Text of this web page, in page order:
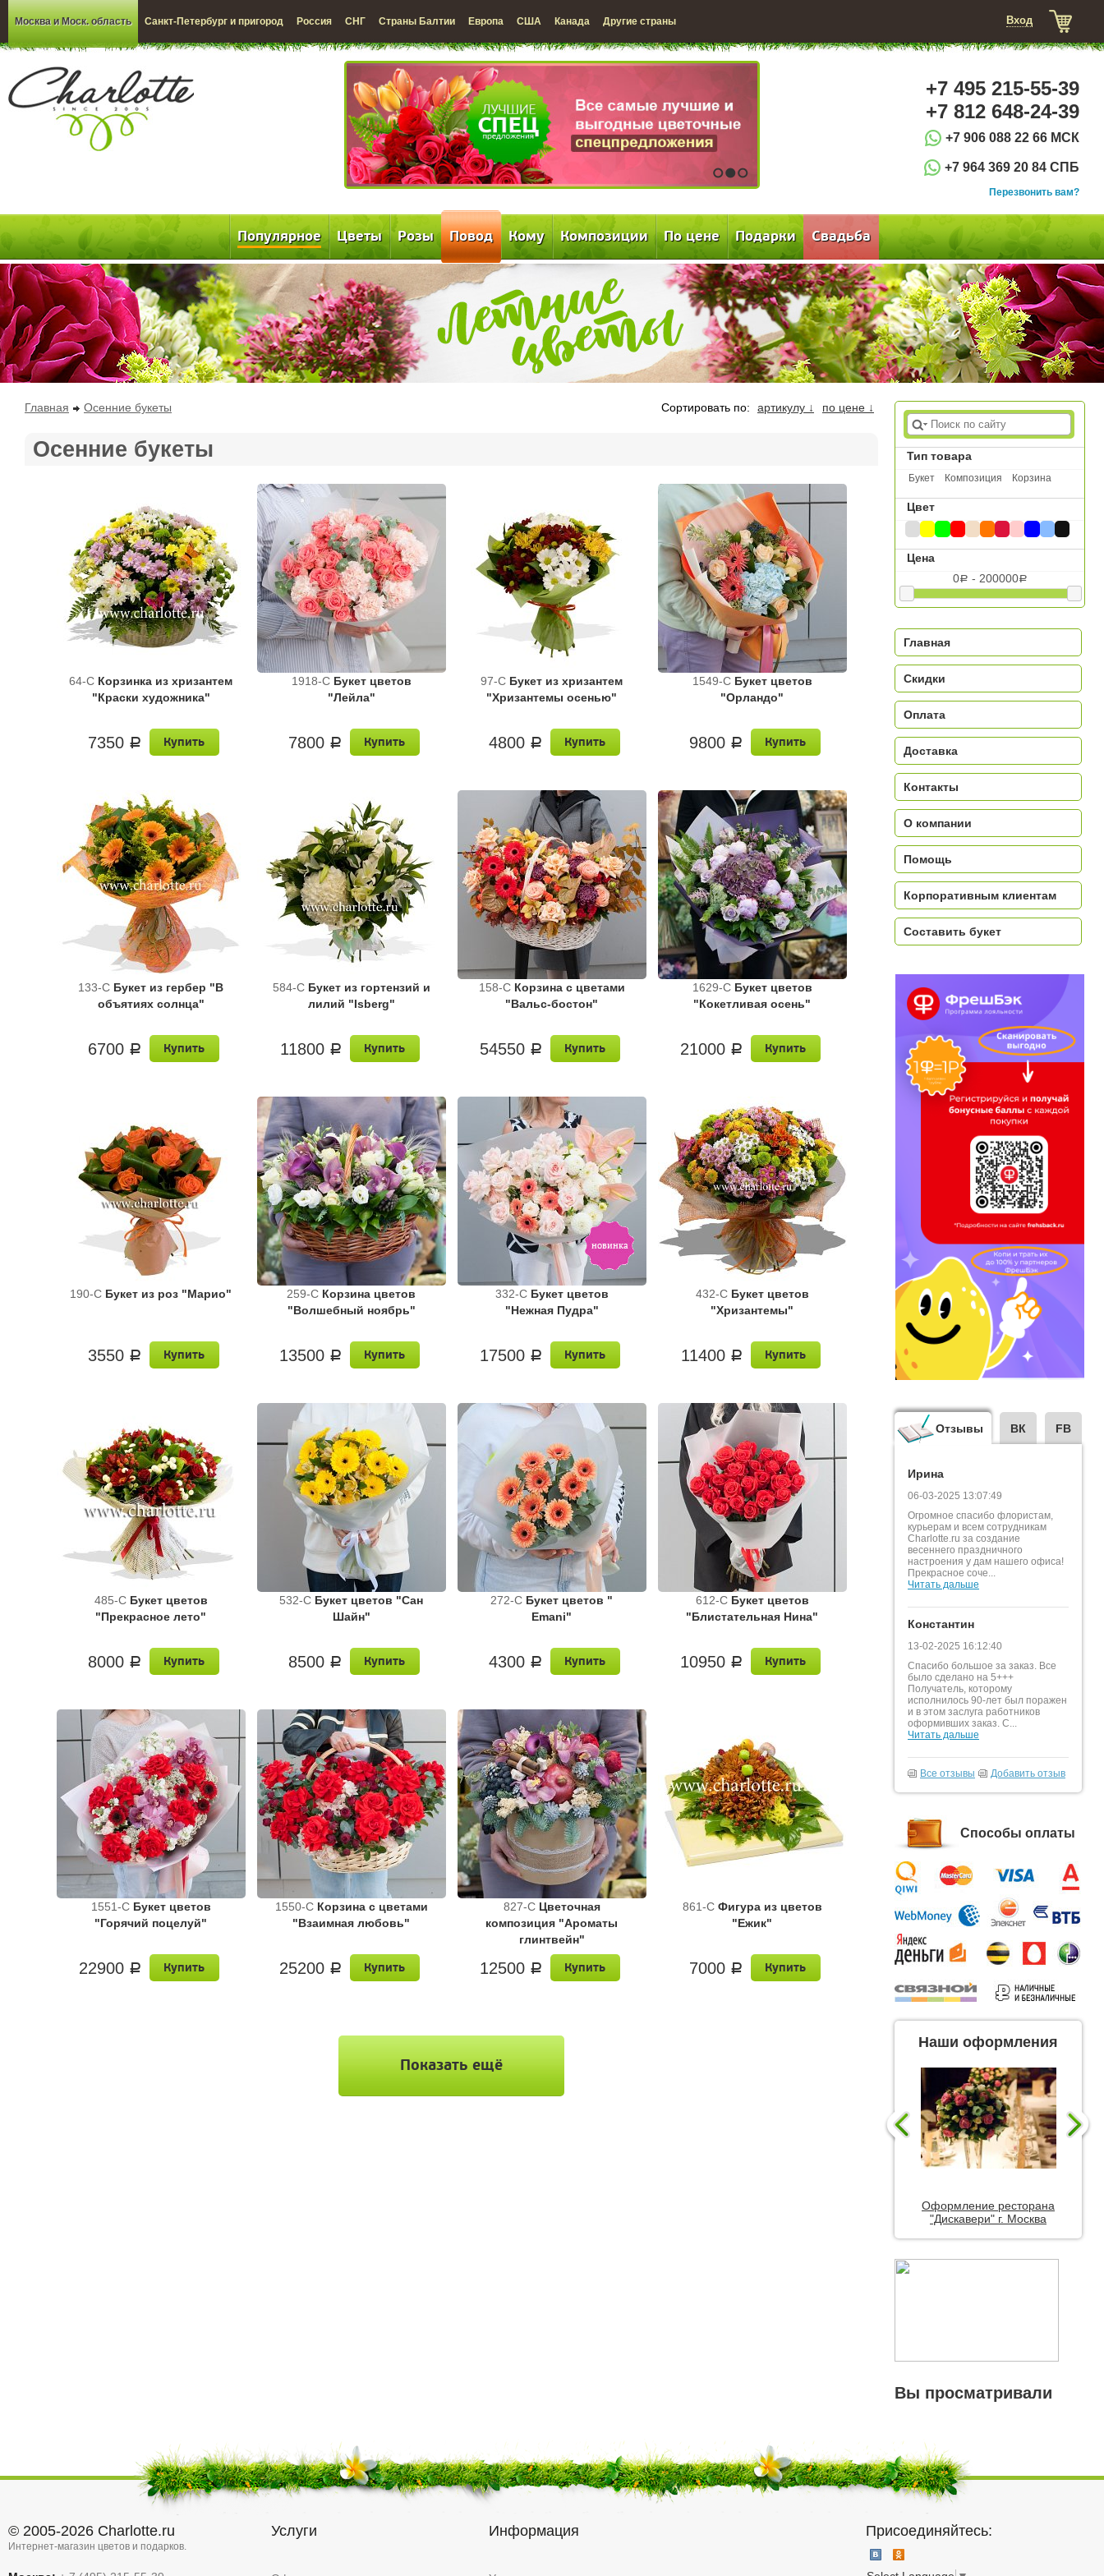
Москва и Моск. область Санкт-Петербург и пригород Россия СНГ Страны Балтии Европа США Канада Другие страны Вход
1 2 3
+7 495 215-55-39
+7 812 648-24-39
+7 906 088 22 66 МСК
+7 964 369 20 84 СПБ
Перезвонить вам?
Популярное Цветы Розы Повод Кому Композиции По цене Подарки Свадьба
Главная Осенние букеты Сортировать по: артикулу ↓ по цене ↓
Осенние букеты
64-C Корзинка из хризантем
"Краски художника"
7350 a Купить
1918-C Букет цветов
"Лейла"
7800 a Купить
97-C Букет из хризантем
"Хризантемы осенью"
4800 a Купить
1549-C Букет цветов
"Орландо"
9800 a Купить
133-C Букет из гербер "В
объятиях солнца"
6700 a Купить
584-C Букет из гортензий и
лилий "Isberg"
11800 a Купить
158-C Корзина с цветами
"Вальс-бостон"
54550 a Купить
1629-C Букет цветов
"Кокетливая осень"
21000 a Купить
190-C Букет из роз "Марио"
3550 a Купить
259-C Корзина цветов
"Волшебный ноябрь"
13500 a Купить
332-C Букет цветов
"Нежная Пудра"
17500 a Купить
432-C Букет цветов
"Хризантемы"
11400 a Купить
485-C Букет цветов
"Прекрасное лето"
8000 a Купить
532-C Букет цветов "Сан
Шайн"
8500 a Купить
272-C Букет цветов "
Emani"
4300 a Купить
612-C Букет цветов
"Блистательная Нина"
10950 a Купить
1551-C Букет цветов
"Горячий поцелуй"
22900 a Купить
1550-C Корзина с цветами
"Взаимная любовь"
25200 a Купить
827-C Цветочная
композиция "Ароматы
глинтвейн"
12500 a Купить
861-C Фигура из цветов
"Ежик"
7000 a Купить
Показать ещё
Тип товара
Букет Композиция Корзина
Цвет
Цена
0a - 200000a
Главная
Скидки
Оплата
Доставка
Контакты
О компании
Помощь
Корпоративным клиентам
Составить букет
Отзывы ВК FB
Ирина
06-03-2025 13:07:49
Огромное спасибо флористам,
курьерам и всем сотрудникам
Charlotte.ru за создание
весеннего праздничного
настроения у дам нашего офиса!
Прекрасное соче...
Читать дальше
Константин
13-02-2025 16:12:40
Спасибо большое за заказ. Все
было сделано на 5+++
Получатель, которому
исполнилось 90-лет был поражен
и в этом заслуга работников
оформивших заказ. С...
Читать дальше
Все отзывы Добавить отзыв
Способы оплаты
Наши оформления
Оформление ресторана
"Дискавери" г. Москва
Вы просматривали
© 2005-2026 Charlotte.ru
Интернет-магазин цветов и подарков.
Услуги Информация Присоединяйтесь: